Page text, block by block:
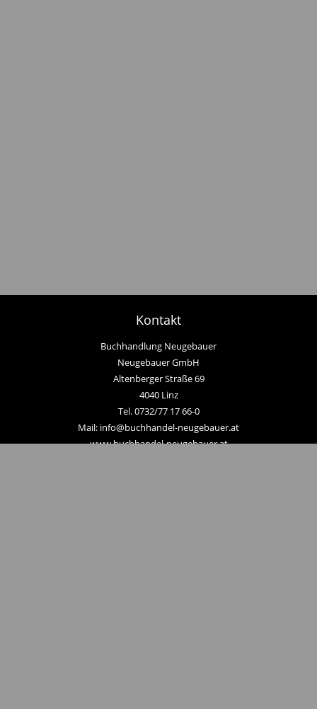
Kontakt
Buchhandlung Neugebauer
Neugebauer GmbH
Altenberger Straße 69
4040 Linz
Tel. 0732/77 17 66-0
Mail: info@buchhandel-neugebauer.at
www.buchhandel-neugebauer.at